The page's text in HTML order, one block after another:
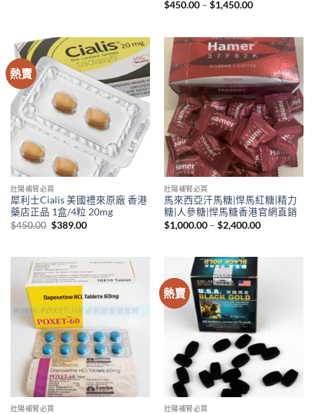
$450.00 – $1,450.00Price
$1,450.00
熱賣
壯陽補腎必買
犀利士Cialis 美國禮來原廠 香港
藥店正品 1盒/4粒 20mg
$450.00 Original
$389.00Current
壯陽補腎必買
馬來西亞汗馬糖|悍馬紅糖|精力
糖|人參糖|悍馬糖香港官網直銷
$1,000.00 – $2,400.00Price
壯陽補腎必買
熱賣
壯陽補腎必買